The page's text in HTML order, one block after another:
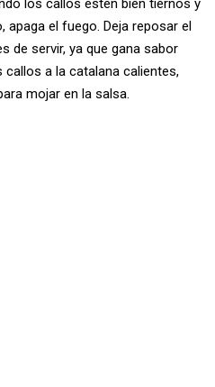
los callos estén bien tiernos y
apaga el fuego. Deja reposar el
de servir, ya que gana sabor
callos a la catalana calientes,
mojar en la salsa.